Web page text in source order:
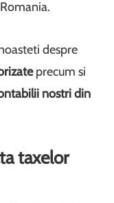
despre
precum si
nostri din
taxelor